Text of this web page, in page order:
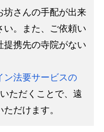
坊さんの手配が出来
い。また、ご依頼い
提携先の寺院がない
ン法要サービスの
ただくことで、遠
だけます。